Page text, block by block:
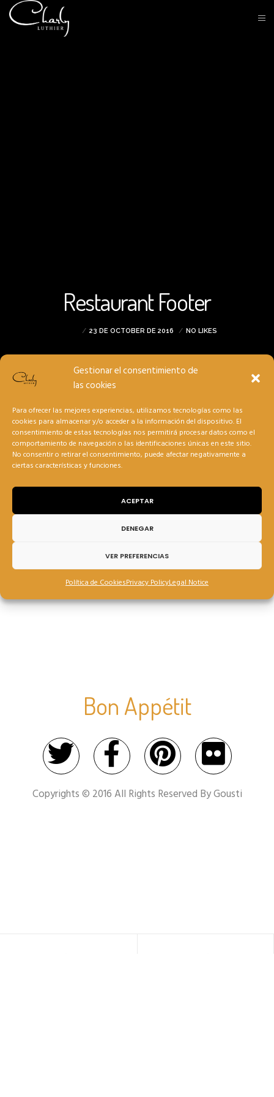
Gestionar el consentimiento de
las cookies
Para ofrecer las mejores experiencias, utilizamos tecnologías como las
cookies para almacenar y/o acceder a la información del dispositivo. El
consentimiento de estas tecnologías nos permitirá procesar datos como el
comportamiento de navegación o las identificaciones únicas en este sitio.
No consentir o retirar el consentimiento, puede afectar negativamente a
ciertas características y funciones.
ACEPTAR
DENEGAR
VER PREFERENCIAS
Política de CookiesPrivacy PolicyLegal Notice
Restaurant Footer
23 DE OCTOBER DE 2016 NO LIKES
Bon Appétit
Copyrights © 2016 All Rights Reserved By Gousti